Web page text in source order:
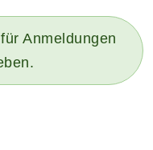
Anmeldungen